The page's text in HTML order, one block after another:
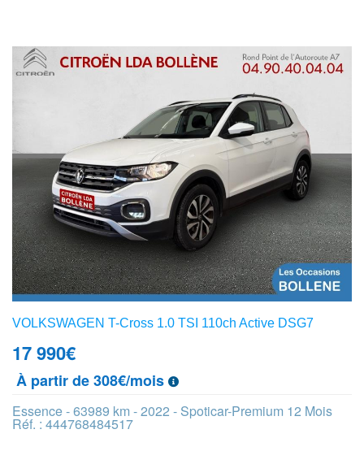
VOLKSWAGEN T-Cross 1.0 TSI 110ch Active DSG7
17 990€
À partir de 308€/mois
Essence - 63989 km - 2022 - Spoticar-Premium 12 Mois
Réf. : 444768484517